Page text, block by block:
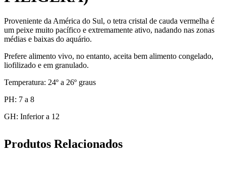
Proveniente da América do Sul, o tetra cristal de cauda vermelha é
um peixe muito pacífico e extremamente ativo, nadando nas zonas
médias e baixas do aquário.
Prefere alimento vivo, no entanto, aceita bem alimento congelado,
liofilizado e em granulado.
Temperatura: 24º a 26º graus
PH: 7 a 8
GH: Inferior a 12
Produtos Relacionados